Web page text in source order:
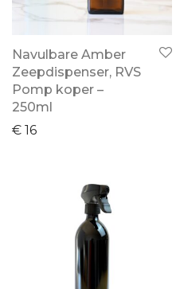
Navulbare Amber
Zeepdispenser, RVS
Pomp koper –
250ml
€ 16